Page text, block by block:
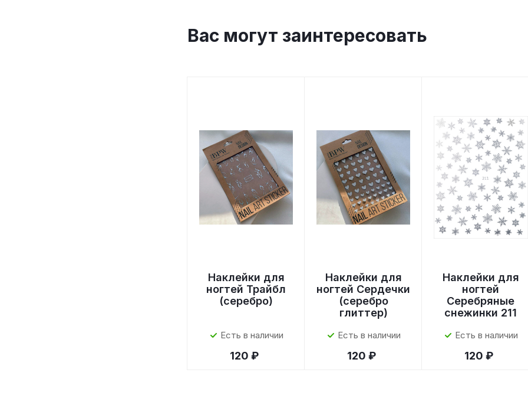
Вас могут заинтересовать
Наклейки для
ногтей Трайбл
(серебро)
Есть в наличии
120 ₽
Наклейки для
ногтей Сердечки
(серебро
глиттер)
Есть в наличии
120 ₽
Наклейки для
ногтей
Серебряные
снежинки 211
Есть в наличии
120 ₽